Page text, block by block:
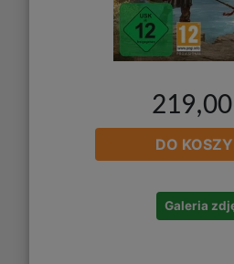
219,00
DO
Galeria